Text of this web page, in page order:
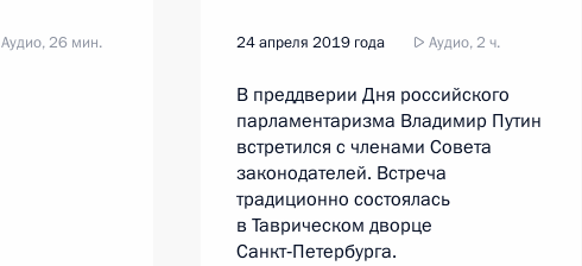
Аудио, 26 мин. 24 апреля 2019 года Аудио, 2 ч.
В преддверии Дня российского
парламентаризма Владимир Путин
встретился с членами Совета
законодателей. Встреча
традиционно состоялась
в Таврическом дворце
Санкт‑Петербурга.